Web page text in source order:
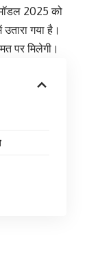
मॉडल 2025 को
गया है।
पर मिलेगी।